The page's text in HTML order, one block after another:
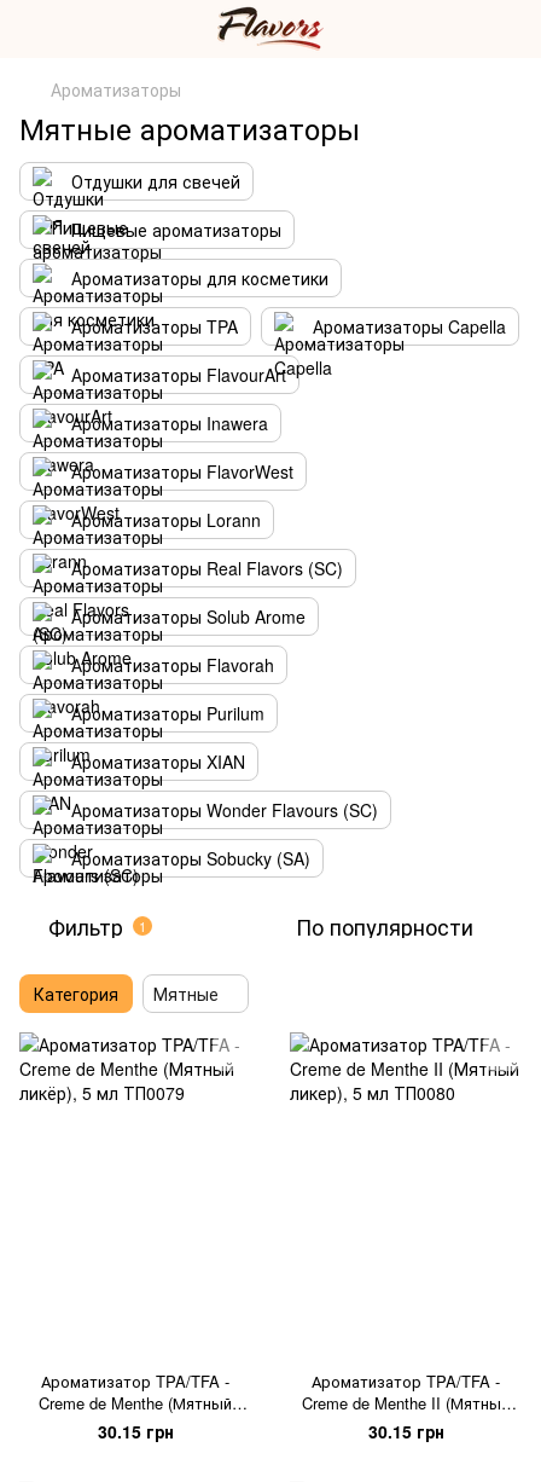
Ароматизаторы
Мятные ароматизаторы
Отдушки для свечей
Пищевые ароматизаторы
Ароматизаторы для косметики
Ароматизаторы TPA
Ароматизаторы Capella
Ароматизаторы FlavourArt
Ароматизаторы Inawera
Ароматизаторы FlavorWest
Ароматизаторы Lorann
Ароматизаторы Real Flavors (SC)
Ароматизаторы Solub Arome
Ароматизаторы Flavorah
Ароматизаторы Purilum
Ароматизаторы XIAN
Ароматизаторы Wonder Flavours (SC)
Ароматизаторы Sobucky (SA)
Фильтр 1 По популярности
Категория Мятные
Ароматизатор TPA/TFA -
Creme de Menthe (Мятный
ликёр), 5 мл
30.15 грн
Ароматизатор TPA/TFA -
Creme de Menthe II (Мятный
ликер), 5 мл
30.15 грн